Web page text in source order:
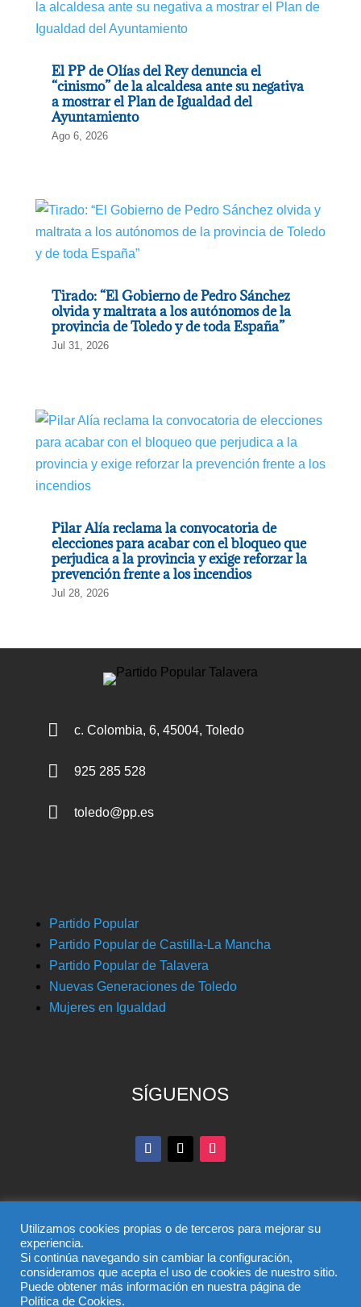
El PP de Olías del Rey denuncia el
“cinismo” de la alcaldesa ante su negativa
a mostrar el Plan de Igualdad del
Ayuntamiento
Ago 6, 2026
Tirado: “El Gobierno de Pedro Sánchez
olvida y maltrata a los autónomos de la
provincia de Toledo y de toda España”
Jul 31, 2026
Pilar Alía reclama la convocatoria de
elecciones para acabar con el bloqueo que
perjudica a la provincia y exige reforzar la
prevención frente a los incendios
Jul 28, 2026
 c. Colombia, 6, 45004, Toledo
 925 285 528
 toledo@pp.es
Partido Popular
Partido Popular de Castilla-La Mancha
Partido Popular de Talavera
Nuevas Generaciones de Toledo
Mujeres en Igualdad
SÍGUENOS
© Partido Popular de Toledo – C/ Colombia, 6, 45004,
Toledo, Teléfono 925 285 528
Utilizamos cookies propias o de terceros para mejorar su
experiencia.
Si continúa navegando sin cambiar la configuración,
consideramos que acepta el uso de cookies de nuestro sitio.
Puede obtener más información en nuestra página de
Política de Cookies.